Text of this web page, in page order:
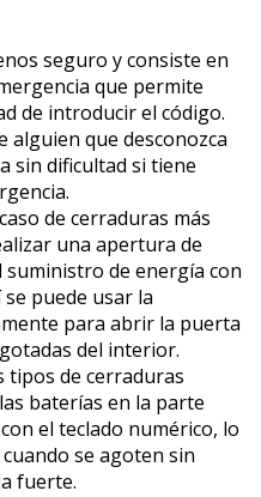
seguro y consiste en
que permite
de introducir el código.
alguien que desconozca
sin dificultad si tiene
de cerraduras más
una apertura de
de energía con
puede usar la
para abrir la puerta
del interior.
tipos de cerraduras
baterías en la parte
el teclado numérico, lo
se agoten sin
fuerte.